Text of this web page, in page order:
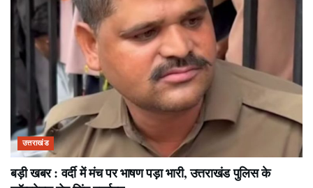
उत्तराखंड
बड़ी खबर : वर्दी में मंच पर भाषण पड़ा भारी, उत्तराखंड पुलिस के